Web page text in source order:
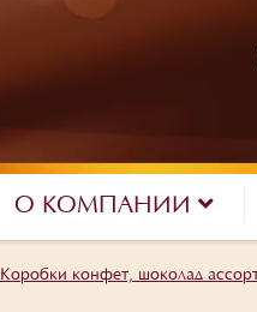
О КОМПАНИИ
Коробки конфет, шоколад